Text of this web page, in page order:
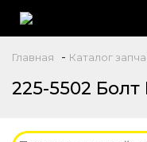
Главная - Каталог
225-5502